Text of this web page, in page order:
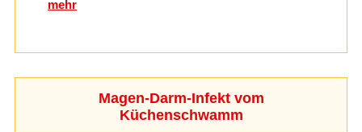
mehr
Magen-Darm-Infekt vom
Küchenschwamm